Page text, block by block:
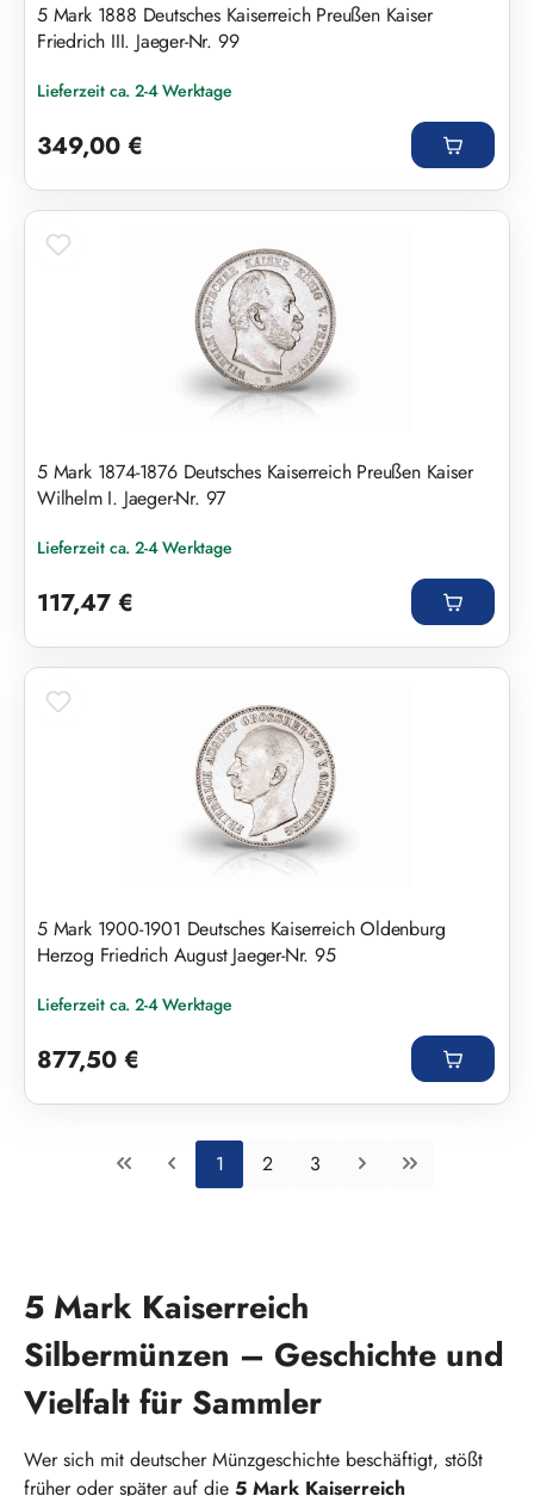
5 Mark 1888 Deutsches Kaiserreich Preußen Kaiser
Friedrich III. Jaeger-Nr. 99
Lieferzeit ca. 2-4 Werktage
349,00 €
5 Mark 1874-1876 Deutsches Kaiserreich Preußen Kaiser
Wilhelm I. Jaeger-Nr. 97
Lieferzeit ca. 2-4 Werktage
117,47 €
5 Mark 1900-1901 Deutsches Kaiserreich Oldenburg
Herzog Friedrich August Jaeger-Nr. 95
Lieferzeit ca. 2-4 Werktage
877,50 €
Seite
1 Seite
2 Seite
3
5 Mark Kaiserreich
Silbermünzen – Geschichte und
Vielfalt für Sammler
Wer sich mit deutscher Münzgeschichte beschäftigt, stößt
früher oder später auf die 5 Mark Kaiserreich